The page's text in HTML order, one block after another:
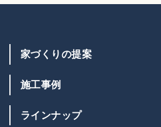
家づくりの提案
施工事例
ラインナップ